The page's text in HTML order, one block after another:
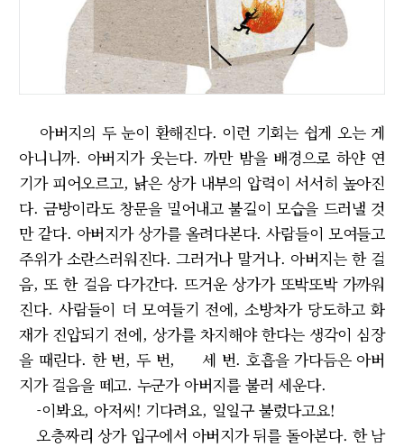
아버지의 두 눈이 환해진다. 이런 기회는 쉽게 오는 게
아니니까. 아버지가 웃는다. 까만 밤을 배경으로 하얀 연
기가 피어오르고, 낡은 상가 내부의 압력이 서서히 높아진
다. 금방이라도 창문을 밀어내고 불길이 모습을 드러낼 것
만 같다. 아버지가 상가를 올려다본다. 사람들이 모여들고
주위가 소란스러워진다. 그러거나 말거나. 아버지는 한 걸
음, 또 한 걸음 다가간다. 뜨거운 상가가 또박또박 가까워
진다. 사람들이 더 모여들기 전에, 소방차가 당도하고 화
재가 진압되기 전에, 상가를 차지해야 한다는 생각이 심장
을 때린다. 한 번, 두 번, 세 번. 호흡을 가다듬은 아버
지가 걸음을 떼고. 누군가 아버지를 불러 세운다.
-이봐요, 아저씨! 기다려요, 일일구 불렀다고요!
오층짜리 상가 입구에서 아버지가 뒤를 돌아본다. 한 남